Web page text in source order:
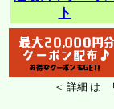
ト
＜ 詳細 は